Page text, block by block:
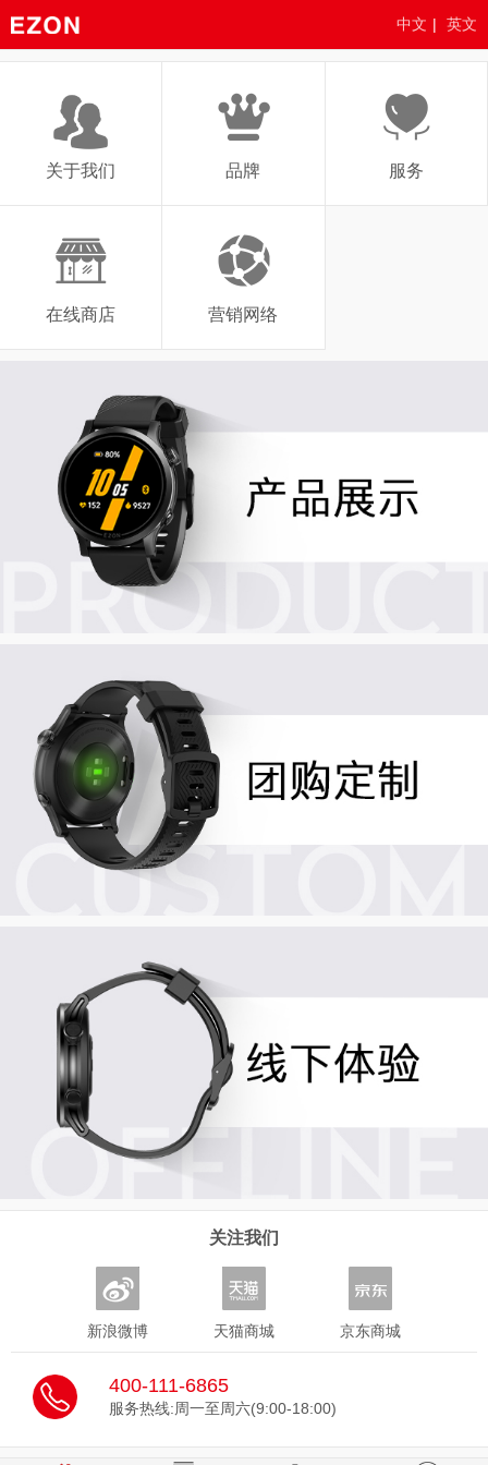
中文 | 英文
关于我们 品牌 服务
在线商店 营销网络
关注我们
新浪微博 天猫商城 京东商城
400-111-6865
服务热线:周一至周六(9:00-18:00)